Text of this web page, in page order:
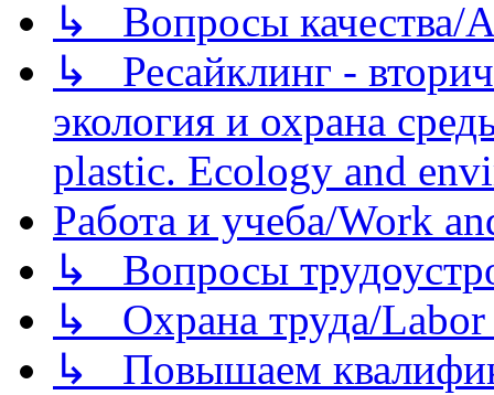
↳ Вопросы качества/
↳ Ресайклинг -
экология и охрана
plastic. Ecology and
Работа и учеба/Work
↳ Вопросы
↳ Охрана труда/Labor
↳ Повышаем